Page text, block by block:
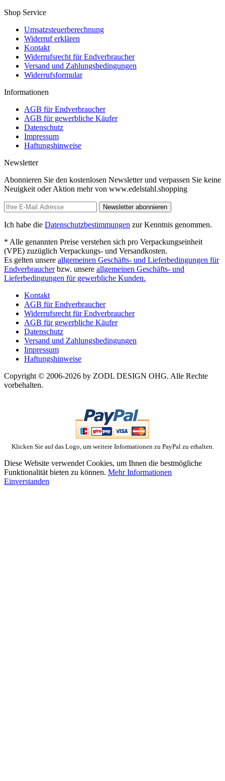
Shop Service
Umsatzsteuerberechnung
Widerruf erklären
Kontakt
Widerrufsrecht für Endverbraucher
Versand und Zahlungsbedingungen
Widerrufsformular
Informationen
AGB für Endverbraucher
AGB für gewerbliche Käufer
Datenschutz
Impressum
Haftungshinweise
Newsletter
Abonnieren Sie den kostenlosen Newsletter und verpassen Sie keine
Neuigkeit oder Aktion mehr von www.edelstahl.shopping
Newsletter abonnieren
Ich habe die Datenschutzbestimmungen zur Kenntnis genommen.
* Alle genannten Preise verstehen sich pro Verpackungseinheit
(VPE) zuzüglich Verpackungs- und Versandkosten.
Es gelten unsere allgemeinen Geschäfts- und Lieferbedingungen für
Endverbraucherbzw. unsere allgemeinen Geschäfts- und
Lieferbedingungen für gewerbliche Kunden.
Kontakt
AGB für Endverbraucher
Widerrufsrecht für Endverbraucher
AGB für gewerbliche Käufer
Datenschutz
Versand und Zahlungsbedingungen
Impressum
Haftungshinweise
Copyright © 2006-2026 by ZODL DESIGN OHG. Alle Rechte
vorbehalten.
Klicken Sie auf das Logo, um weitere Informationen zu PayPal zu erhalten.
Diese Website verwendet Cookies, um Ihnen die bestmögliche
Funktionalität bieten zu können. Mehr Informationen
Einverstanden